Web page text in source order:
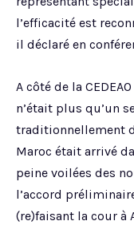
l’efficacité est
il déclaré en
A côté de la
n’était plus qu’un
traditionnellement
Maroc était arrivé
peine voilées des
l’accord
(re)faisant la cour à